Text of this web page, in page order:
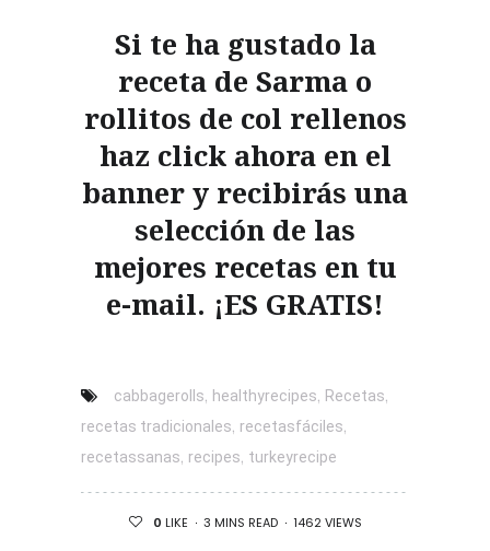
Si te ha gustado la
receta de Sarma o
rollitos de col rellenos
haz click ahora en el
banner y recibirás una
selección de las
mejores recetas en tu
e-mail. ¡ES GRATIS!
cabbagerolls, healthyrecipes, Recetas,
recetas tradicionales, recetasfáciles,
recetassanas, recipes, turkeyrecipe
0 LIKE 3 MINS READ 1462 VIEWS